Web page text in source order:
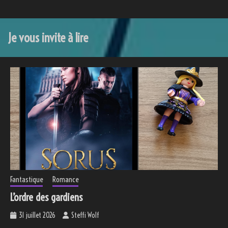
Je vous invite à lire
Fantastique Romance
L’ordre des gardiens
31 juillet 2026 Steffi Wolf